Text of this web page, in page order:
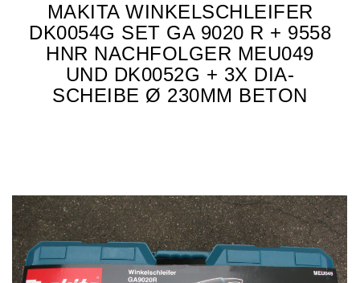
MAKITA WINKELSCHLEIFER
DK0054G SET GA 9020 R + 9558
HNR NACHFOLGER MEU049
UND DK0052G + 3X DIA-
SCHEIBE Ø 230MM BETON